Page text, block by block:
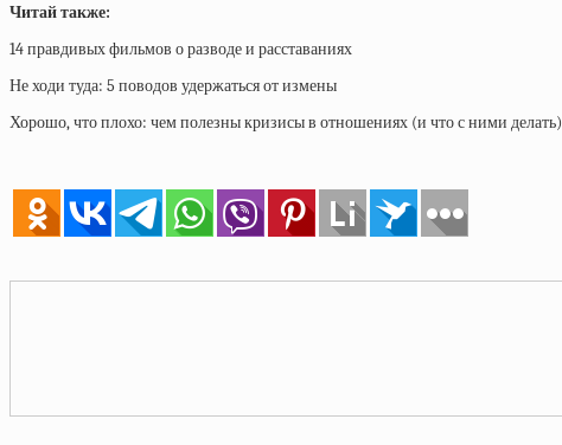
Читай также:
14 правдивых фильмов о разводе и расставаниях
Не ходи туда: 5 поводов удержаться от измены
Хорошо, что плохо: чем полезны кризисы в отношениях (и что с ними делать)